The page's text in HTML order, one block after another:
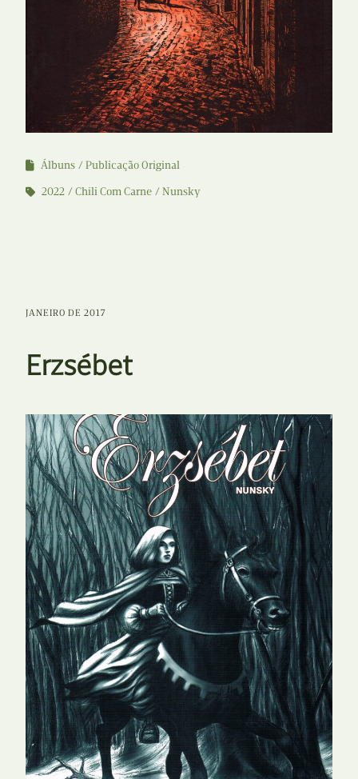
Álbuns
Publicação Original
2022
Chili Com Carne Nunsky
JANEIRO DE 2017
Erzsébet